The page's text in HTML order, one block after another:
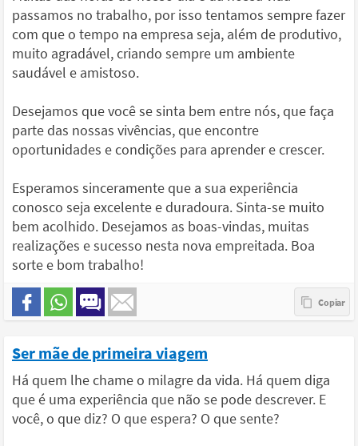
passamos no trabalho, por isso tentamos sempre fazer
com que o tempo na empresa seja, além de produtivo,
muito agradável, criando sempre um ambiente
saudável e amistoso.
Desejamos que você se sinta bem entre nós, que faça
parte das nossas vivências, que encontre
oportunidades e condições para aprender e crescer.
Esperamos sinceramente que a sua experiência
conosco seja excelente e duradoura. Sinta-se muito
bem acolhido. Desejamos as boas-vindas, muitas
realizações e sucesso nesta nova empreitada. Boa
sorte e bom trabalho!
Ser mãe de primeira viagem
Há quem lhe chame o milagre da vida. Há quem diga
que é uma experiência que não se pode descrever. E
você, o que diz? O que espera? O que sente?